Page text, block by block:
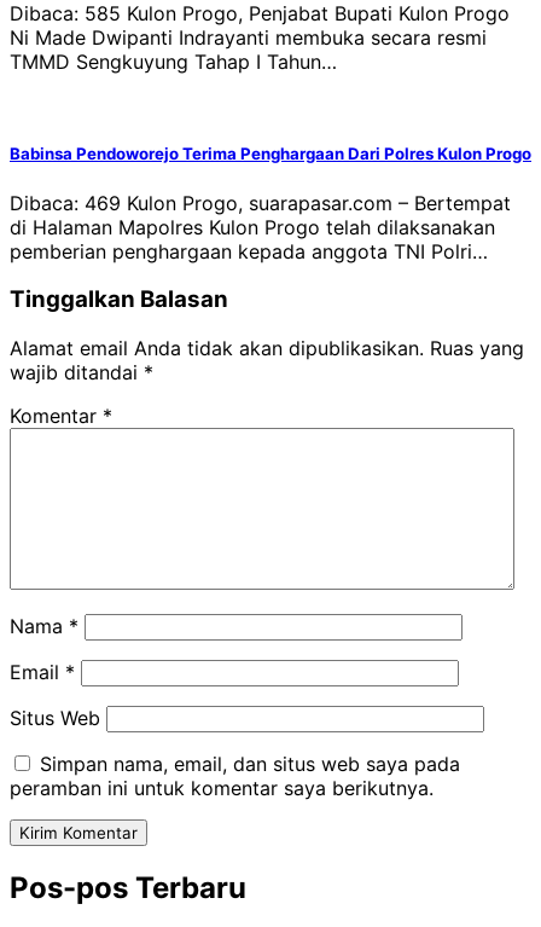
Dibaca: 585 Kulon Progo, Penjabat Bupati Kulon Progo
Ni Made Dwipanti Indrayanti membuka secara resmi
TMMD Sengkuyung Tahap I Tahun…
Babinsa Pendoworejo Terima Penghargaan Dari Polres Kulon Progo
Dibaca: 469 Kulon Progo, suarapasar.com – Bertempat
di Halaman Mapolres Kulon Progo telah dilaksanakan
pemberian penghargaan kepada anggota TNI Polri…
Tinggalkan Balasan
Alamat email Anda tidak akan dipublikasikan. Ruas yang
wajib ditandai *
Komentar *
Nama *
Email *
Situs Web
Simpan nama, email, dan situs web saya pada
peramban ini untuk komentar saya berikutnya.
Pos-pos Terbaru